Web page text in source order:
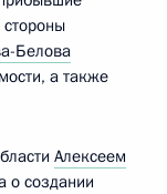
Белова
а также
Алексеем
о создании